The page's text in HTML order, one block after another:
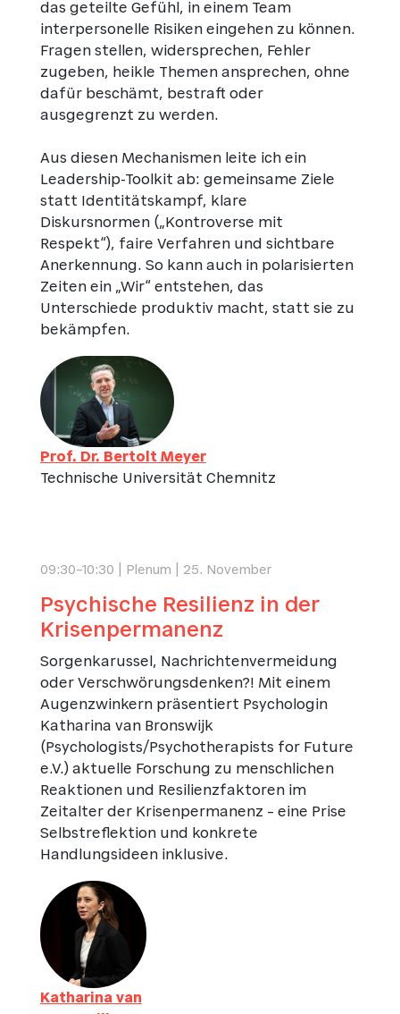
das geteilte Gefühl, in einem Team
interpersonelle Risiken eingehen zu können.
Fragen stellen, widersprechen, Fehler
zugeben, heikle Themen ansprechen, ohne
dafür beschämt, bestraft oder
ausgegrenzt zu werden.
Aus diesen Mechanismen leite ich ein
Leadership-Toolkit ab: gemeinsame Ziele
statt Identitätskampf, klare
Diskursnormen („Kontroverse mit
Respekt“), faire Verfahren und sichtbare
Anerkennung. So kann auch in polarisierten
Zeiten ein „Wir“ entstehen, das
Unterschiede produktiv macht, statt sie zu
bekämpfen.
Prof. Dr. Bertolt Meyer
Technische Universität Chemnitz
09:30–10:30 | Plenum | 25. November
Psychische Resilienz in der
Krisenpermanenz
Sorgenkarussel, Nachrichtenvermeidung
oder Verschwörungsdenken?! Mit einem
Augenzwinkern präsentiert Psychologin
Katharina van Bronswijk
(Psychologists/Psychotherapists for Future
e.V.) aktuelle Forschung zu menschlichen
Reaktionen und Resilienzfaktoren im
Zeitalter der Krisenpermanenz – eine Prise
Selbstreflektion und konkrete
Handlungsideen inklusive.
Katharina van